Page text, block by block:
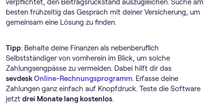
verpflichtet, den Beitragsrückstand auszugleichen. Suche am
besten frühzeitig das Gespräch mit deiner Versicherung, um
gemeinsam eine Lösung zu finden.
Tipp: Behalte deine Finanzen als nebenberuflich
Selbstständiger von vornherein im Blick, um solche
Zahlungsengpässe zu vermeiden. Dabei hilft dir das
sevdeskOnline-Rechnungs­programm. Erfasse deine
Zahlungen ganz einfach auf Knopfdruck. Teste die Software
jetzt drei Monate lang kostenlos.